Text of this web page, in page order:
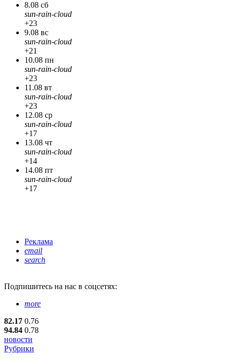
8.08 сб
sun-rain-cloud
+23
9.08 вс
sun-rain-cloud
+21
10.08 пн
sun-rain-cloud
+23
11.08 вт
sun-rain-cloud
+23
12.08 ср
sun-rain-cloud
+17
13.08 чт
sun-rain-cloud
+14
14.08 пт
sun-rain-cloud
+17
Реклама
email
search
Подпишитесь на нас в соцсетях:
more
82.17 0.76
94.84 0.78
новости
Рубрики